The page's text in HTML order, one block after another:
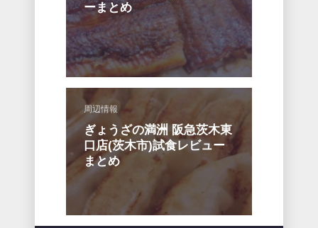
ーまとめ
周辺情報
ぎょうざの満洲 阪急茨木東
口店(茨木市)試食レビュー
まとめ